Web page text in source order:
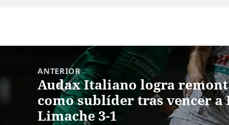
entradas
ANTERIOR
Entrada
anterior:
Audax Italiano logra
como sublíder tras vencer a
Limache 3-1